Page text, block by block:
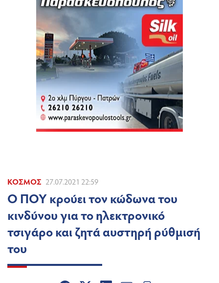
ΚΌΣΜΟΣ 27.07.2021 22:59
Ο ΠΟΥ κρούει τον κώδωνα του
κινδύνου για το ηλεκτρονικό
τσιγάρο και ζητά αυστηρή ρύθμισή
του